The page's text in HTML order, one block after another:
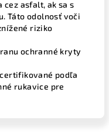
cez asfalt, ak sa s
Táto odolnosť voči
riziko
ochranné kryty
certifikované podľa
rukavice pre